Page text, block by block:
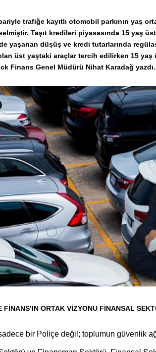
trafiğe kayıtlı otomobil parkının yaş
Taşıt kredileri piyasasında 15 yaş
yaşanan düşüş ve kredi tutarlarında
üst yaştaki araçlar tercih edilirken 15
Finans Genel Müdürü Nihat Karadağ
FİNANS’IN ORTAK VİZYONU FİNANSAL
bir Poliçe değil; toplumun güvenlik